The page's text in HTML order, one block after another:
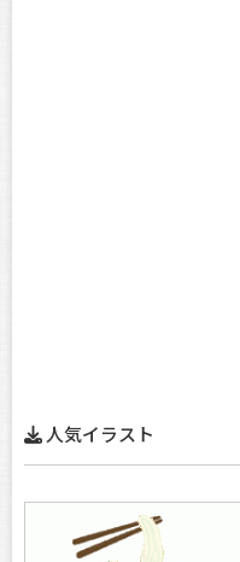
人気イラスト